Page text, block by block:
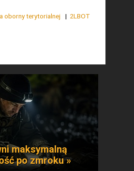
oborny terytorialnej 2LBOT
maksymalną
po zmroku »